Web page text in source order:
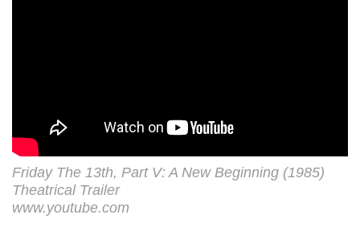
Friday The 13th, Part V: A New Beginning (1985)
Theatrical Trailer
www.youtube.com